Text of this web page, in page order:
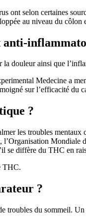
ont selon certaines
au niveau du
anti-
douleur ainsi que
Medecine a
sur l’efficacité
?
les troubles
Mondiale
diffère du THC en
THC.
?
troubles du sommeil.